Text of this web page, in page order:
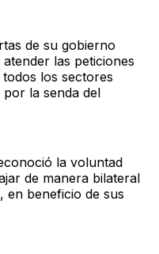
de su gobierno
las peticiones
los sectores
la senda del
la voluntad
de manera bilateral
en beneficio de sus